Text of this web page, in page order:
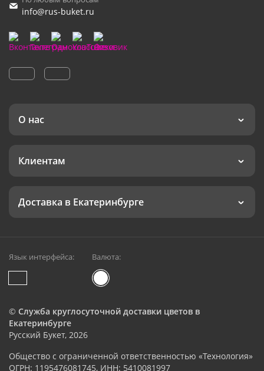
info@rus-buket.ru
О нас
Клиентам
Доставка в Екатеринбурге
Язык интерфейса: Валюта:
© Служба круглосуточной доставки цветов в
Екатеринбурге
Русский Букет, 2026
Общество с ограниченной ответственностью «Технология»
ОГРН: 1195476081745, ИНН: 5410081997